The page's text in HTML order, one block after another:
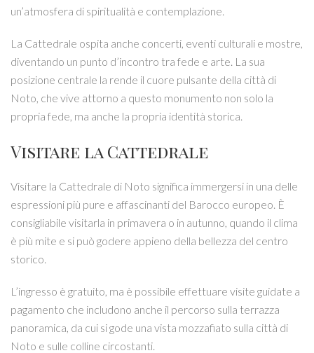
un’atmosfera di spiritualità e contemplazione.
La Cattedrale ospita anche concerti, eventi culturali e mostre,
diventando un punto d’incontro tra fede e arte. La sua
posizione centrale la rende il cuore pulsante della città di
Noto, che vive attorno a questo monumento non solo la
propria fede, ma anche la propria identità storica.
Visitare la Cattedrale
Visitare la Cattedrale di Noto significa immergersi in una delle
espressioni più pure e affascinanti del Barocco europeo. È
consigliabile visitarla in primavera o in autunno, quando il clima
è più mite e si può godere appieno della bellezza del centro
storico.
L’ingresso è gratuito, ma è possibile effettuare visite guidate a
pagamento che includono anche il percorso sulla terrazza
panoramica, da cui si gode una vista mozzafiato sulla città di
Noto e sulle colline circostanti.